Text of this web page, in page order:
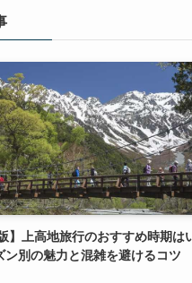
】上高地旅行のおすすめ時期は
ン別の魅力と混雑を避けるコツ